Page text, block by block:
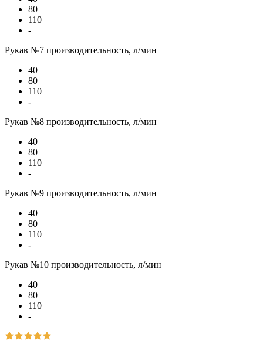
80
110
-
Рукав №7 производительность, л/мин
40
80
110
-
Рукав №8 производительность, л/мин
40
80
110
-
Рукав №9 производительность, л/мин
40
80
110
-
Рукав №10 производительность, л/мин
40
80
110
-